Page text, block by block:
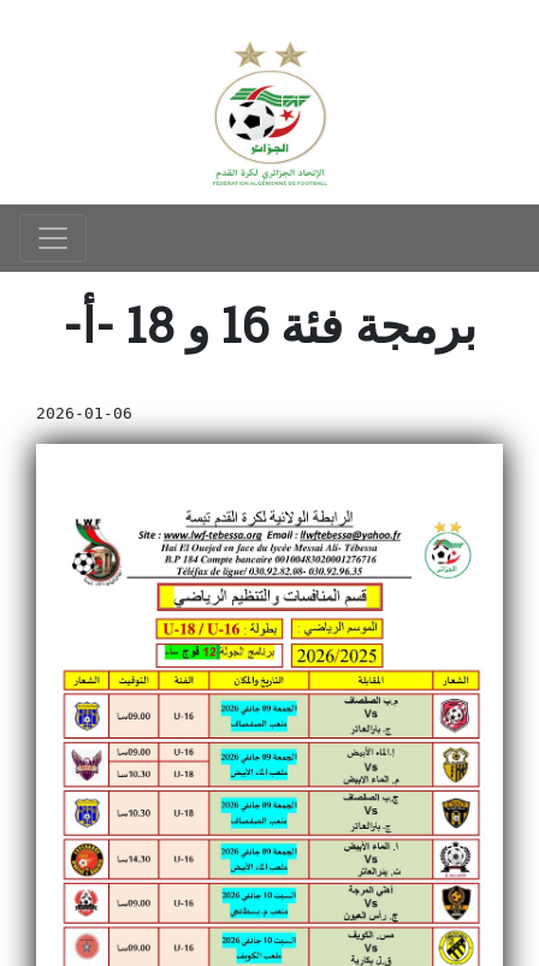
-برمجة فئة 16 و 18 -أ
2026-01-06